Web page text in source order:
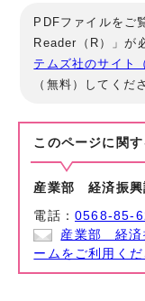
PDFファイルをご
Reader（R）」が
テムズ社のサイト
（無料）してくだ
このページに関す
産業部 経済振興
電話：0568-85-
産業部 経済
ームをご利用くだ